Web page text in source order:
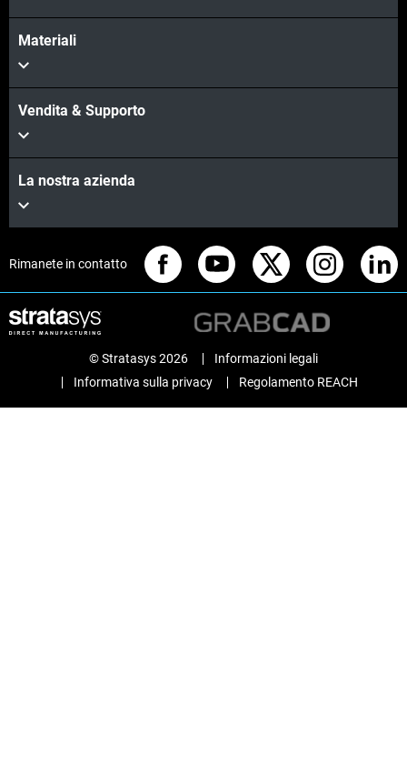
Materiali
Vendita & Supporto
La nostra azienda
Rimanete in contatto
© Stratasys 2026
Informazioni legali
Informativa sulla privacy
Regolamento REACH